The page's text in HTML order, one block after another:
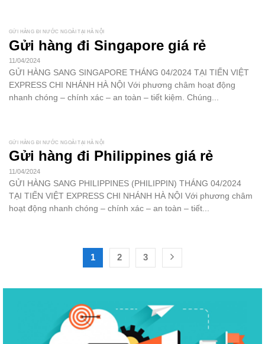
GỬI HÀNG ĐI NƯỚC NGOÀI TẠI HÀ NỘI
Gửi hàng đi Singapore giá rẻ
11/04/2024
GỬI HÀNG SANG SINGAPORE THÁNG 04/2024 TẠI TIẾN VIỆT
EXPRESS CHI NHÁNH HÀ NỘI Với phương châm hoạt động
nhanh chóng – chính xác – an toàn – tiết kiệm. Chúng...
GỬI HÀNG ĐI NƯỚC NGOÀI TẠI HÀ NỘI
Gửi hàng đi Philippines giá rẻ
11/04/2024
GỬI HÀNG SANG PHILIPPINES (PHILIPPIN) THÁNG 04/2024
TẠI TIẾN VIỆT EXPRESS CHI NHÁNH HÀ NỘI Với phương châm
hoạt động nhanh chóng – chính xác – an toàn – tiết...
1 2 3